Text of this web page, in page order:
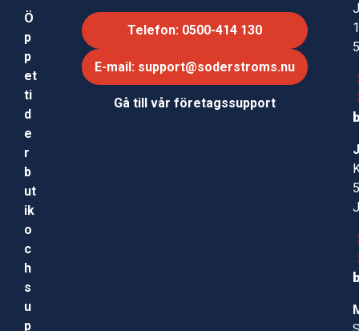
Ö
p
p
et
ti
d
e
r
b
ut
ik
o
c
h
s
u
p
Telefon: 0500-414 130
E-mail: support@soderstroms.nu
Gå till vår företagssupport